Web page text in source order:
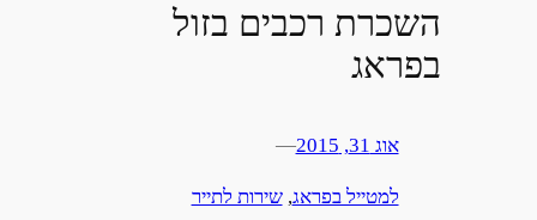
השכרת רכבים בזול
בפראג
אוג 31, 2015 —
למטייל בפראג, שירות לתייר